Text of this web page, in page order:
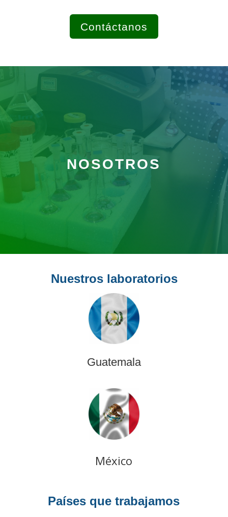
Contáctanos
NOSOTROS
Nuestros laboratorios
Guatemala
México
Países que trabajamos